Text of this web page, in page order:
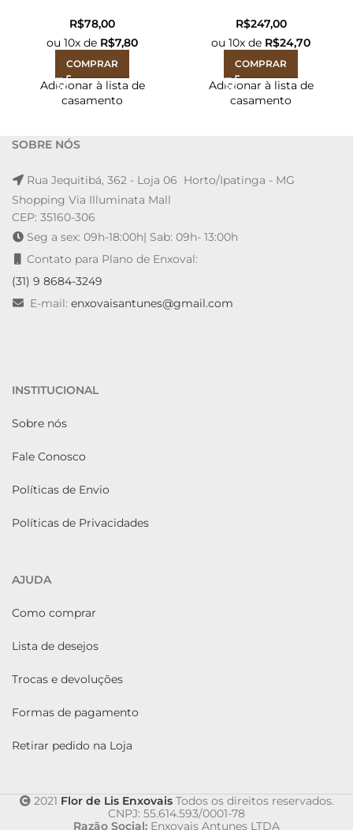
R$
ou 10x de R$7,80
COMPRAR
Adicionar à lista de
casamento
R$
ou 10x de R$24,70
COMPRAR
Adicionar à lista de
casamento
SOBRE NÓS
Rua Jequitibá, 362 - Loja 06 Horto/Ipatinga - MG
Shopping Via Illuminata Mall
CEP: 35160-306
Seg a sex: 09h-18:00h| Sab: 09h- 13:00h
Contato para Plano de Enxoval:
(31) 9 8684-3249
E-mail: enxovaisantunes@gmail.com
INSTITUCIONAL
Sobre nós
Fale Conosco
Políticas de Envio
Políticas de Privacidades
AJUDA
Como comprar
Lista de desejos
Trocas e devoluções
Formas de pagamento
Retirar pedido na Loja
2021 Flor de Lis EnxovaisTodos os direitos reservados.
CNPJ: 55.614.593/0001-78
Razão Social: Enxovais Antunes LTDA